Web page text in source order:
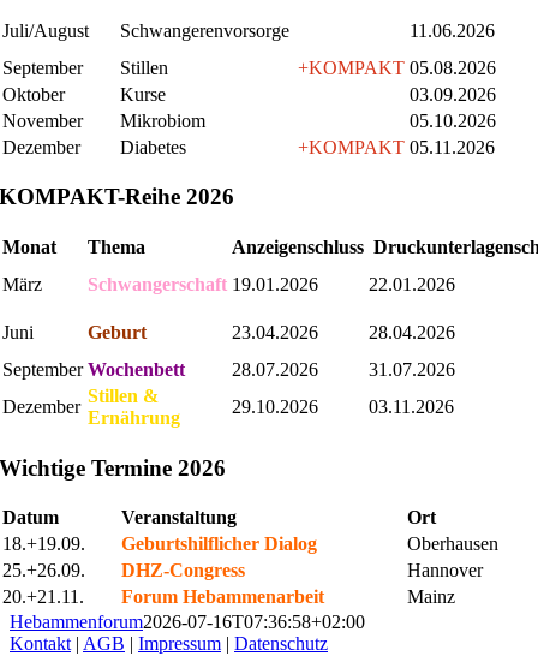
Juli/August
Schwangerenvorsorge
11.06.2026
September
Stillen +KOMPAKT 05.08.2026
Oktober
Kurse
03.09.2026
November
Mikrobiom
05.10.2026
Dezember
Diabetes +KOMPAKT 05.11.2026
KOMPAKT-Reihe 2026
Monat Thema Anzeigenschluss
März
Schwangerschaft 19.01.2026 22.01.2026
Juni Geburt 23.04.2026
28.04.2026
September Wochenbett 28.07.2026
31.07.2026
Dezember
Stillen &
Ernährung
29.10.2026 03.11.2026
Wichtige Termine 2026
Datum Veranstaltung
Ort
18.+19.09.
Geburtshilflicher Dialog
Oberhausen
25.+26.09.
DHZ-Congress
Hannover
20.+21.11.
Forum Hebammenarbeit
Mainz
Hebammenforum2026-07-16T07:36:58+02:00
Kontakt| AGB Impressum
Datenschutz